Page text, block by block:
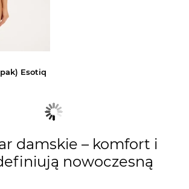
Esotiq
damskie – komfort i
nowoczesną